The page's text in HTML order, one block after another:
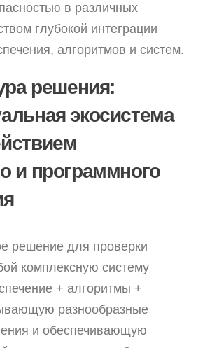
в различных
глубокой интеграции
алгоритмов и систем.
решения:
экосистема
и программного
решение для проверки
комплексную систему
+ алгоритмы +
разнообразные
и обеспечивающую